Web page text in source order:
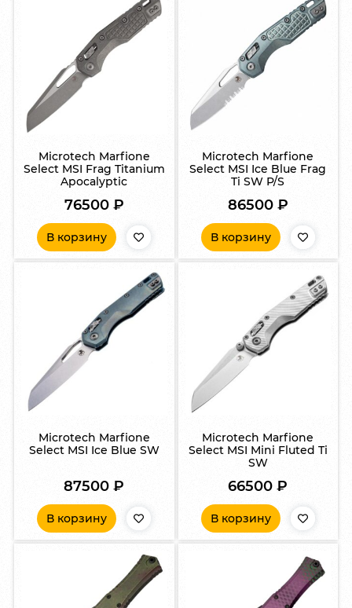
Microtech Marfione
Select MSI Frag Titanium
Apocalyptic
76500 ₽
В корзину
Microtech Marfione
Select MSI Ice Blue Frag
Ti SW P/S
86500 ₽
В корзину
Microtech Marfione
Select MSI Ice Blue SW
87500₽
В корзину
Microtech Marfione
Select MSI Mini Fluted Ti
SW
66500₽
В корзину